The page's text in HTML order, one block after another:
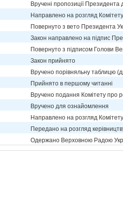
Вручені пропозиції Президента
Направлено на розгляд Комітету
Повернуто з вето Президента
Закон направлено на підпис
Повернуто з підписом Голови
Закон прийнято
Вручено порівняльну таблицю
Прийнято в першому читанні
Вручено подання Комітету про
Вручено для ознайомлення
Направлено на розгляд Комітету
Передано на розгляд
Одержано Верховною Радою